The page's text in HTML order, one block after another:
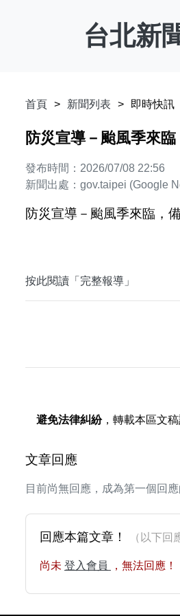
台北新
首頁 新聞列表 即時快訊
防災宣導－颱風季來
發布時間：2026/07/08 22:56
新聞出處：gov.taipei (Google
防災宣導－颱風季來臨，
按此閱讀「完整報導」
避免法律糾紛，轉載本區文
文章回應
目前尚無回應，成為第一個回應
回應本篇文章！ （以下
尚未 登入會員 ，無法回應！